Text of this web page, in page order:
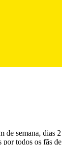
semana, dias
todos os fãs